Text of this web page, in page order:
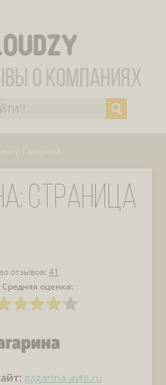
СТРАНИЦА
отзывов: 41
Средняя оценка:
gagarina-avto.ru